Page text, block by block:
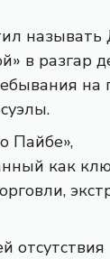
называть
в разгар
на
Пайбе»,
как
отсутствия